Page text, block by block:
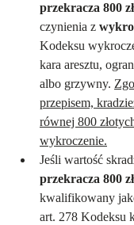
przekracza 800 zł
czynienia z
Kodeksu
kara aresztu,
albo grzywny.
przepisem,
równej 800
wykroczenie.
Jeśli wartość
przekracza 800 zł
kwalifikowany
art. 278 Kodeksu